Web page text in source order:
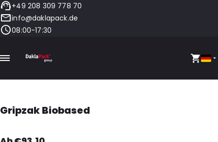
+49 208 309 778 70
info@daklapack.de
08:00-17:30
Gripzak Biobased